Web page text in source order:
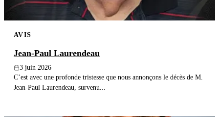
AVIS
Jean-Paul Laurendeau
3 juin 2026
C’est avec une profonde tristesse que nous annonçons le décès de M.
Jean-Paul Laurendeau, survenu...